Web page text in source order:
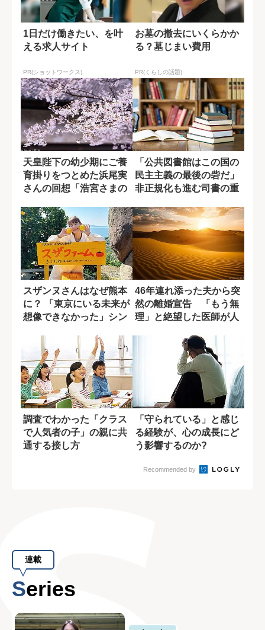
1日だけ働きたい、を叶
える求人サイト
PR(ショットワークス)
お墓の撤去にいくらかか
る？墓じまい費用
PR(くらしの話題)
天皇陛下の幼少期にご養
育掛りをつとめた浜尾実
さんの回想「浩宮さまの
「公共図書館はこの国の
民主主義の最後の砦だ」
非正規化も進む司書の重
スザンヌさんはなぜ熊本
に？ 「東京にいる未来が
想像できなかった」シン
46年連れ添った夫から突
然の離婚宣告 「もう無
理」と絶望した医師が人
調査でわかった「クラス
で人気者の子」の親に共
通する接し方
「守られている」と感じ
る経験が、心の成長にど
う影響するのか?
Recommended by
連載
Series